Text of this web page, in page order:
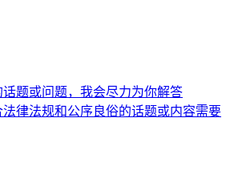
题或问题，我会尽力为你解答
律法规和公序良俗的话题或内容需要